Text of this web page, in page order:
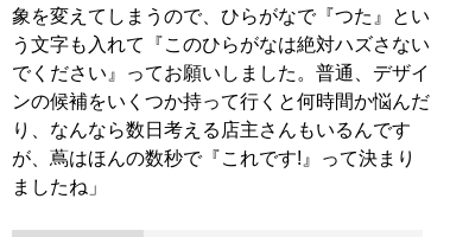
象を変えてしまうので、ひらがなで『つた』とい
う文字も入れて『このひらがなは絶対ハズさない
でください』ってお願いしました。普通、デザイ
ンの候補をいくつか持って行くと何時間か悩んだ
り、なんなら数日考える店主さんもいるんです
が、蔦はほんの数秒で『これです!』って決まり
ましたね」